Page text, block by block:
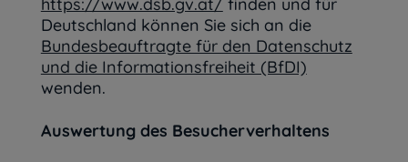
Deutschland können Sie sich an die
Bundesbeauftragte für den Datenschutz
und die Informationsfreiheit (BfDI)
wenden.
Auswertung des Besucherverhaltens